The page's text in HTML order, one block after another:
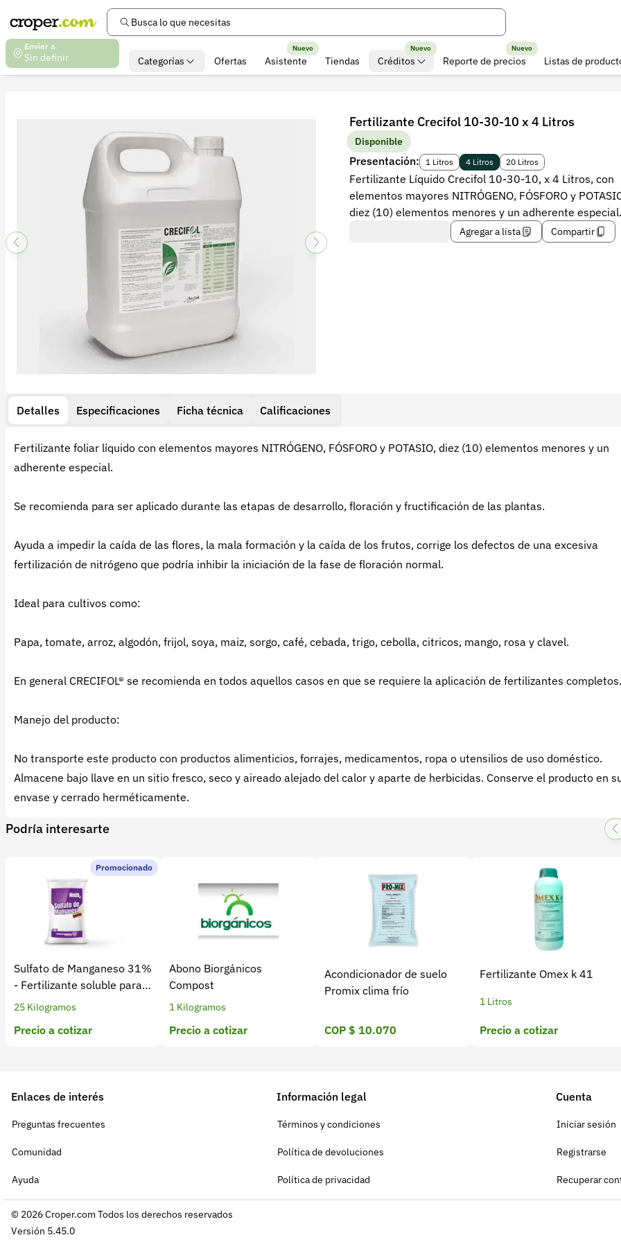
Busca lo que necesitas
Enviar a
Sin definir Categorías Ofertas Asistente
Nuevo
Tiendas Créditos
Nuevo
Reporte de precios
Nuevo
Listas de
Fertilizante Crecifol 10-30-10 x 4 Litros
Disponible
Presentación: 1 Litros 4 Litros 20 Litros
Fertilizante Líquido Crecifol 10-30-10, x 4 Litros, con
elementos mayores NITRÓGENO, FÓSFORO y
diez (10) elementos menores y un adherente especial.
Agregar a lista Compartir
Detalles Especificaciones Ficha técnica Calificaciones
Fertilizante foliar líquido con elementos mayores NITRÓGENO, FÓSFORO y POTASIO, diez (10) elementos menores y un
adherente especial.
Se recomienda para ser aplicado durante las etapas de desarrollo, floración y fructificación de las plantas.
Ayuda a impedir la caída de las flores, la mala formación y la caída de los frutos, corrige los defectos de una excesiva
fertilización de nitrógeno que podría inhibir la iniciación de la fase de floración normal.
Ideal para cultivos como:
Papa, tomate, arroz, algodón, frijol, soya, maiz, sorgo, café, cebada, trigo, cebolla, citricos, mango, rosa y clavel.
En general CRECIFOL® se recomienda en todos aquellos casos en que se requiere la aplicación de fertilizantes completos.
Manejo del producto:
No transporte este producto con productos alimenticios, forrajes, medicamentos, ropa o utensilios de uso doméstico.
Almacene bajo llave en un sitio fresco, seco y aireado alejado del calor y aparte de herbicidas. Conserve el producto en
envase y cerrado herméticamente.
Podría interesarte
Promocionado
Sulfato de Manganeso 31%
- Fertilizante soluble para
cultivos
25 Kilogramos
Precio a cotizar
Abono Biorgánicos
Compost
1 Kilogramos
Precio a cotizar
Acondicionador de suelo
Promix clima frío
COP $ 10.070
Fertilizante Omex k 41
1 Litros
Precio a cotizar
Enlaces de interés
Preguntas frecuentes
Comunidad
Ayuda
Información legal
Términos y condiciones
Política de devoluciones
Política de privacidad
Cuenta
Iniciar sesión
Registrarse
Recuperar
© 2026 Croper.com Todos los derechos reservados
Versión 5.45.0